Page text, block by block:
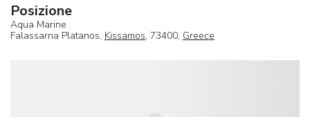
Posizione
Aqua Marine
Falassarna Platanos, Kissamos, 73400, Greece